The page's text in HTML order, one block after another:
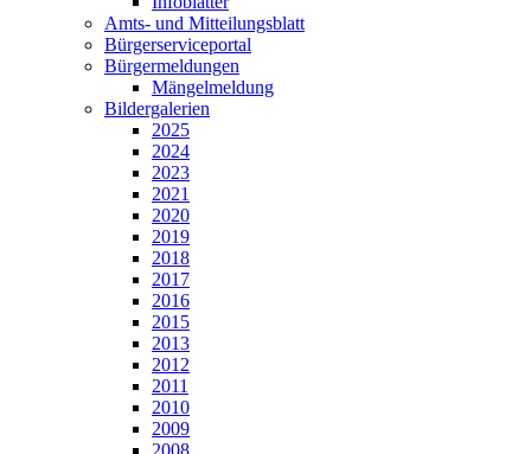
Amts- und Mitteilungsblatt
Bürgerserviceportal
Bürgermeldungen
Mängelmeldung
Bildergalerien
2025
2024
2023
2021
2020
2019
2018
2017
2016
2015
2013
2012
2011
2010
2009
2008